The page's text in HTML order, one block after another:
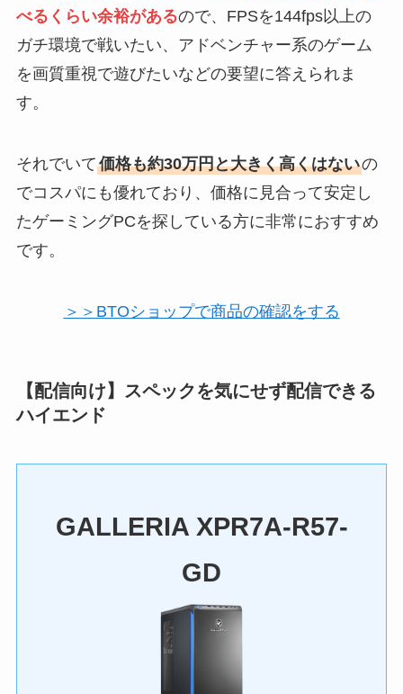
べるくらい余裕があるので、FPSを144fps以上の
ガチ環境で戦いたい、アドベンチャー系のゲーム
を画質重視で遊びたいなどの要望に答えられま
す。
それでいて価格も約30万円と大きく高くはないの
でコスパにも優れており、価格に見合って安定し
たゲーミングPCを探している方に非常におすすめ
です。
＞＞BTOショップで商品の確認をする
【配信向け】スペックを気にせず配信できる
ハイエンド
GALLERIA XPR7A-R57-
GD